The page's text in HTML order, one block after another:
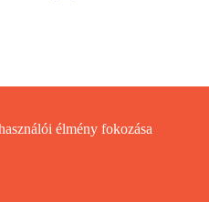
élmény fokozása